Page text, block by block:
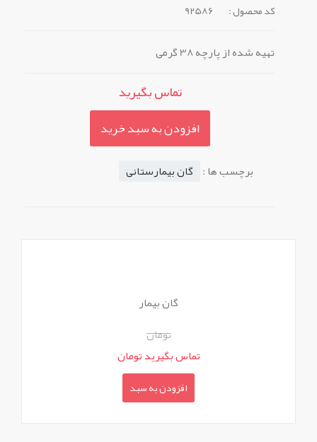
کد محصول :
92586
تهیه شده از پارچه 38 گرمی
تماس بگیرید
افزودن به سبد خرید
برچسب ها : گان بیمارستانی
گان بیمار
تومان
تماس بگیرید تومان
افزودن به سبد